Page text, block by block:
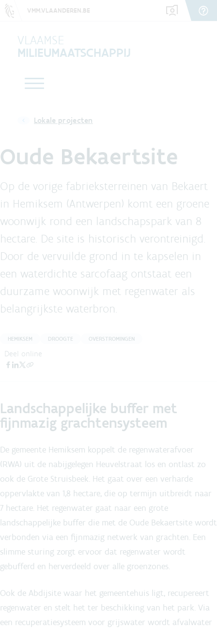
VMM.VLAANDEREN.BE
VLAAMSE
MILIEUMAATSCHAPPIJ
Lokale projecten
Oude Bekaertsite
Op de vorige fabrieksterreinen van Bekaert
in Hemiksem (Antwerpen) komt een groene
woonwijk rond een landschapspark van 8
hectare. De site is historisch verontreinigd.
Door de vervuilde grond in te kapselen in
een waterdichte sarcofaag ontstaat een
duurzame woonwijk met regenwater als
belangrijkste waterbron.
HEMIKSEM DROOGTE OVERSTROMINGEN
Deel online
Landschappelijke buffer met
fijnmazig grachtensysteem
De gemeente Hemiksem koppelt de regenwaterafvoer
(RWA) uit de nabijgelegen Heuvelstraat los en ontlast zo
ook de Grote Struisbeek. Het gaat over een verharde
oppervlakte van 1,8 hectare, die op termijn uitbreidt naar
7 hectare. Het regenwater gaat naar een grote
landschappelijke buffer die met de Oude Bekaertsite wordt
verbonden via een fijnmazig netwerk van grachten. Een
slimme sturing zorgt ervoor dat regenwater wordt
gebufferd en herverdeeld over alle groenzones.
Ook de Abdijsite waar het gemeentehuis ligt, recupereert
regenwater en stelt het ter beschikking van het park. Via
een recuperatiesysteem voor grijswater wordt afvalwater